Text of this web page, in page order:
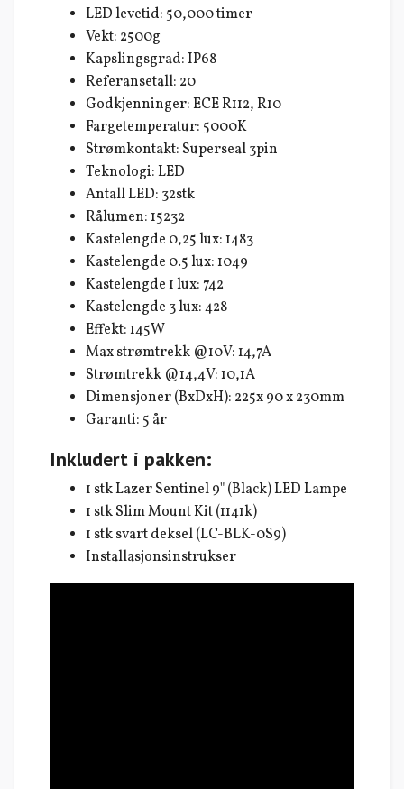
LED levetid: 50,000 timer
Vekt: 2500g
Kapslingsgrad: IP68
Referansetall: 20
Godkjenninger: ECE R112, R10
Fargetemperatur: 5000K
Strømkontakt: Superseal 3pin
Teknologi: LED
Antall LED: 32stk
Rålumen: 15232
Kastelengde 0,25 lux: 1483
Kastelengde 0.5 lux: 1049
Kastelengde 1 lux: 742
Kastelengde 3 lux: 428
Effekt: 145W
Max strømtrekk @10V: 14,7A
Strømtrekk @14,4V: 10,1A
Dimensjoner (BxDxH): 225x 90 x 230mm
Garanti: 5 år
Inkludert i pakken:
1 stk Lazer Sentinel 9" (Black) LED Lampe
1 stk Slim Mount Kit (1141k)
1 stk svart deksel (LC-BLK-0S9)
Installasjonsinstrukser